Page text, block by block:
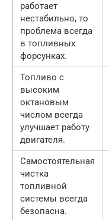
работает
нестабильно, то
проблема всегда
в топливных
форсунках.
Топливо с
высоким
октановым
числом всегда
улучшает работу
двигателя.
Самостоятельная
чистка
топливной
системы всегда
безопасна.